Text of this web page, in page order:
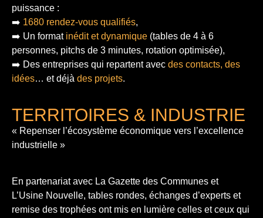
puissance :
➡️ 1680 rendez-vous qualifiés,
➡️ Un format inédit et dynamique (tables de 4 à 6
personnes, pitchs de 3 minutes, rotation optimisée),
➡️ Des entreprises qui repartent avec des contacts, des
idées… et déjà des projets.
TERRITOIRES & INDUSTRIE
« Repenser l’écosystème économique vers l’excellence
industrielle »
En partenariat avec La Gazette des Communes et
L’Usine Nouvelle, tables rondes, échanges d’experts et
remise des trophées ont mis en lumière celles et ceux qui